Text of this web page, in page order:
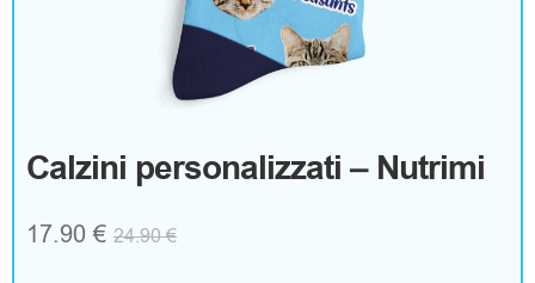
A
Calzini personalizzati – Nutrimi
17.90 € 24.90€